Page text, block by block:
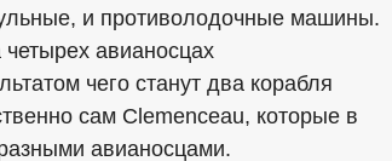
и противолодочные машины.
авианосцах
чего станут два корабля
сам Clemenceau, которые в
авианосцами.